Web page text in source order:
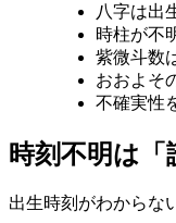
八字は出
時柱が不
紫微斗数
おおよそ
不確実性
時刻不明は
出生時刻がわからな